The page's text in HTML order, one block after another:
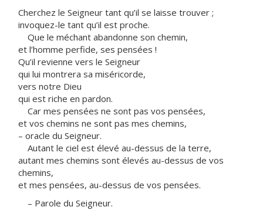
Cherchez le Seigneur tant qu’il se laisse trouver ;
invoquez-le tant qu’il est proche.
Que le méchant abandonne son chemin,
et l’homme perfide, ses pensées !
Qu’il revienne vers le Seigneur
qui lui montrera sa miséricorde,
vers notre Dieu
qui est riche en pardon.
Car mes pensées ne sont pas vos pensées,
et vos chemins ne sont pas mes chemins,
– oracle du Seigneur.
Autant le ciel est élevé au-dessus de la terre,
autant mes chemins sont élevés au-dessus de vos
chemins,
et mes pensées, au-dessus de vos pensées.
– Parole du Seigneur.